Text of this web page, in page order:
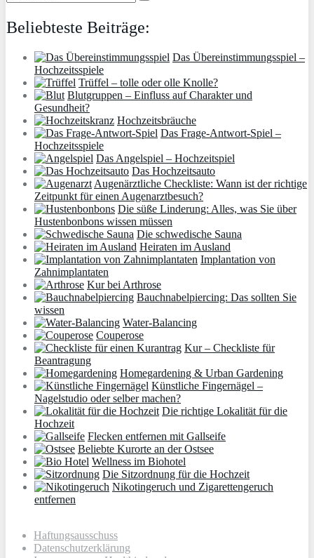
Beliebteste Beiträge:
Das Übereinstimmungsspiel –
Hochzeitsspiele
Trüffel – tolle oder olle Knolle?
Blutgruppen – Einfluss auf Charakter und
Gesundheit?
Hochzeitsbräuche
Das Frage-Antwort-Spiel –
Hochzeitsspiele
Das Angelspiel – Hochzeitspiel
Das Hochzeitsauto
Augenärztliche Checkliste: Wann ist der richtige
Zeitpunkt für einen Augenarztbesuch?
Die süße Linderung: Alles, was Sie über
Hustenbonbons wissen müssen
Die schwedische Sauna
Heiraten im Ausland
Implantation von
Zahnimplantaten
Kur bei Arthrose
Bauchnabelpiercing: Das sollten Sie
wissen
Water-Balancing
Couperose
Kur – Checkliste für
Beantragung
Homegardening & Urban Gardening
Künstliche Fingernägel –
Nagelstudio oder selber machen?
Die richtige Lokalität für die
Hochzeit
Flecken entfernen mit Gallseife
Beliebte Kurorte an der Ostsee
Wellness im Biohotel
Die Sitzordnung für die Hochzeit
Nikotingeruch und Zigarettengeruch
entfernen
Haftungsausschuss
Datenschutzerklärung